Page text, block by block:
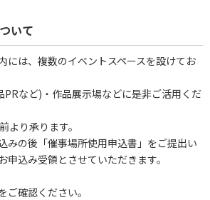
いて
には、複数のイベントスペースを設けてお
PRなど)・作品展示場などに是非ご活用くだ
より承ります。
みの後「催事場所使用申込書」をご提出い
申込み受領とさせていただきます。
ご確認ください。